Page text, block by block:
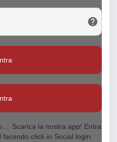
Scarica la nostra app! Entra
click in Social login.